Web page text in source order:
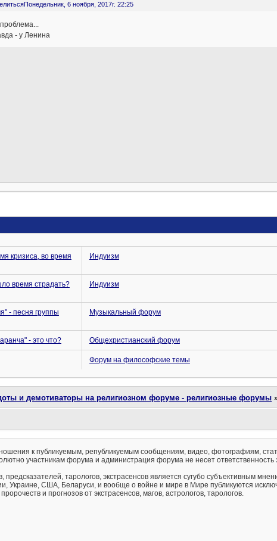
Понедельник, 6 ноября, 2017г. 22:25
- у Ленина
кризиса, во время
Индуизм
время страдать?
Индуизм
- песня группы
Музыкальный форум
- это что? Общехристианский форум
Форум на философские темы
и демотиваторы на религиозном форуме - религиозные форумы
к публикуемым, републикуемым сообщениям, видео, фотографиям,
участникам форума и администрация форума не несет
тарологов, экстрасенсов является сугубо субъективным
Украине, США, Беларуси, и вообще о войне и мире в Мире публикуются
и прогнозов от экстрасенсов, магов, астрологов, тарологов.